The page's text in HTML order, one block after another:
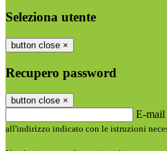
Seleziona utente
button close ×
Recupero password
button close ×
E-mail
all'indirizzo indicato con le istruzioni